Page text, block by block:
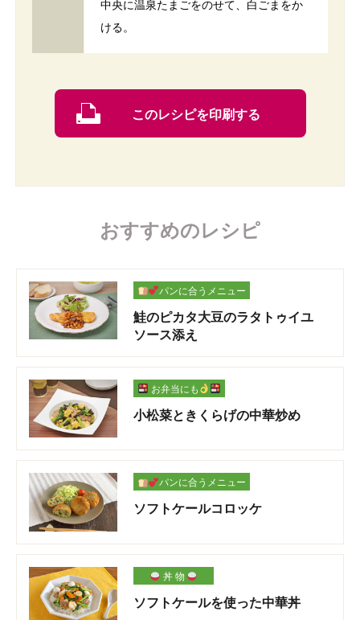
中央に温泉たまごをのせて、白ごまをか
ける。
このレシピを印刷する
おすすめのレシピ
パンに合うメニュー
鮭のピカタ大豆のラタトゥイユ
ソース添え
お弁当にも
小松菜ときくらげの中華炒め
パンに合うメニュー
ソフトケールコロッケ
丼 物
ソフトケールを使った中華丼